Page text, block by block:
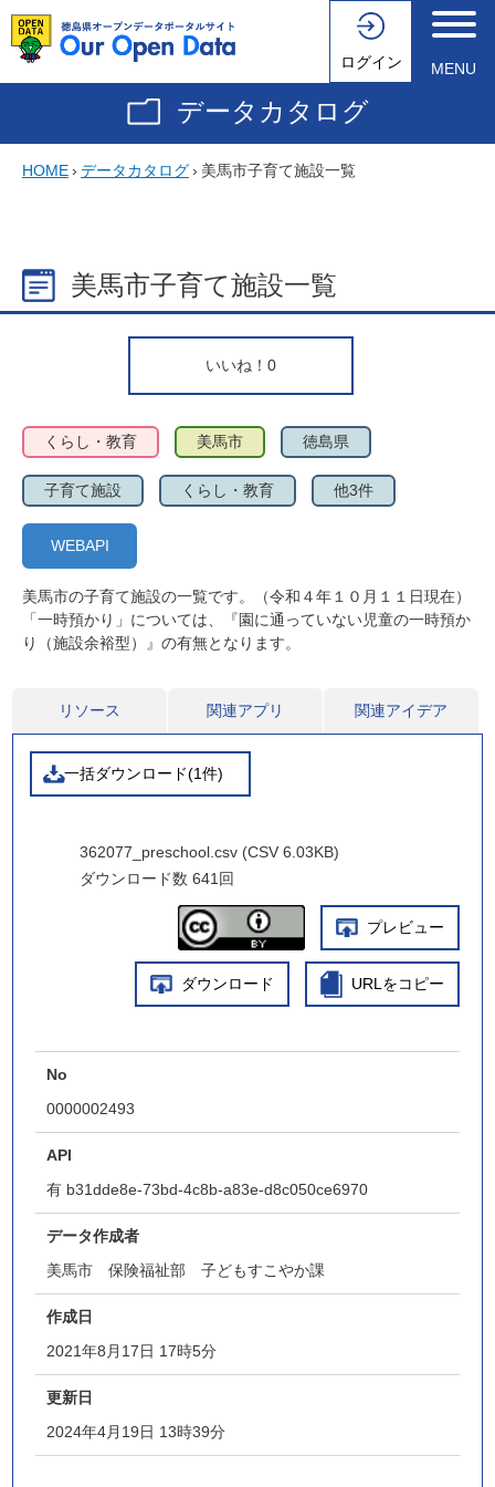
ログイン MENU
データカタログ
HOME› データカタログ› 美馬市子育て施設一覧
美馬市子育て施設一覧
いいね！ 0
くらし・教育 美馬市 徳島県
子育て施設 くらし・教育 他3件
WEBAPI
美馬市の子育て施設の一覧です。（令和４年１０月１１日現在）
「一時預かり」については、『園に通っていない児童の一時預か
り（施設余裕型）』の有無となります。
リソース 関連アプリ 関連アイデア
一括ダウンロード(1件)
362077_preschool.csv (CSV 6.03KB)
ダウンロード数 641回
プレビュー
ダウンロード URLをコピー
No
0000002493
API
有 b31dde8e-73bd-4c8b-a83e-d8c050ce6970
データ作成者
美馬市 保険福祉部 子どもすこやか課
作成日
2021年8月17日 17時5分
更新日
2024年4月19日 13時39分